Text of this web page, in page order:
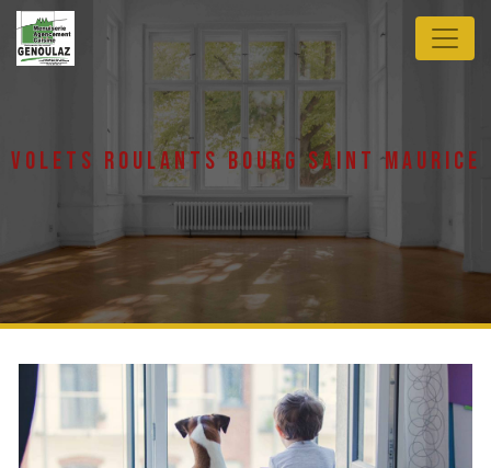
Panneau de gestion des cookies
volets roulants bourg saint maurice